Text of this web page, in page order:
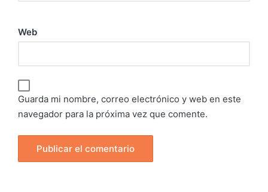
Web
Guarda mi nombre, correo electrónico y web en este
navegador para la próxima vez que comente.